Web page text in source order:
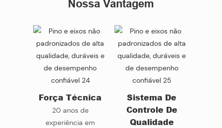
Nossa Vantagem
Força Técnica
20 anos de
experiência em
Sistema De
Controle De
Qualidade